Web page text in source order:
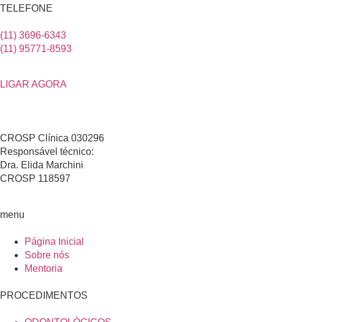
TELEFONE
(11) 3696-6343
(11) 95771-8593
LIGAR AGORA
CROSP Clínica 030296
Responsável técnico:
Dra. Elida Marchini
CROSP 118597
menu
Página Inicial
Sobre nós
Mentoria
PROCEDIMENTOS